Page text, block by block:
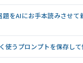
題をAIにお手本読みさせて
使うプロンプトを保存し